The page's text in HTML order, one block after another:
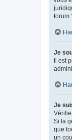
forum
Je
Il est
Je
Si la
que
un